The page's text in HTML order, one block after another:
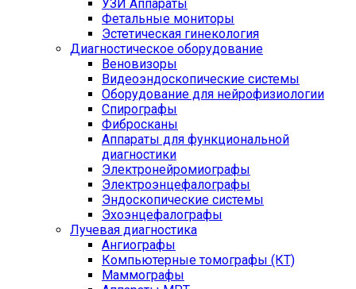
УЗИ Аппараты
Фетальные мониторы
Эстетическая гинекология
Диагностическое оборудование
Веновизоры
Видеоэндоскопические системы
Оборудование для нейрофизиологии
Спирографы
Фибросканы
Аппараты для функциональной
диагностики
Электронейромиографы
Электроэнцефалографы
Эндоскопические системы
Эхоэнцефалографы
Лучевая диагностика
Ангиографы
Компьютерные томографы (КТ)
Маммографы